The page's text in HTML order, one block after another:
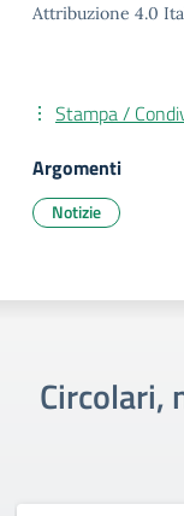
Attribuzione 4.0
Stampa /
Argomenti
Notizie
Circolari,